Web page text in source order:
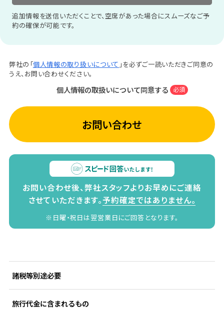
追加情報を送信いただくことで、空席があった場合にスムーズなご予
約の確保が可能です。
弊社の「個人情報の取り扱いについて 」を必ずご一読いただきご同意の
うえ、お問い合わせください。
個人情報の取扱いについて同意する 必須
お問い合わせ
お問い合わせ後、弊社スタッフよりお早めにご連絡
させていただきます。予約確定ではありません。
※日曜・祝日は翌営業日にご回答となります。
諸税等別途必要
旅行代金に含まれるもの